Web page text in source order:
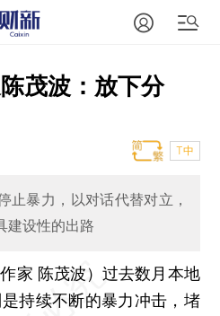
茂波：放下分
T中
止暴力，以对话代替对立，
建设性的出路
家 陈茂波）过去数月本地
持续不断的暴力冲击，堵